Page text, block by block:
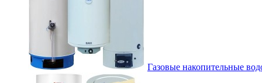
Газовые накопительные